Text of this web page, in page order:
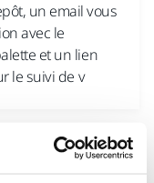
un email vous
avec le
et un lien
le suivi de v